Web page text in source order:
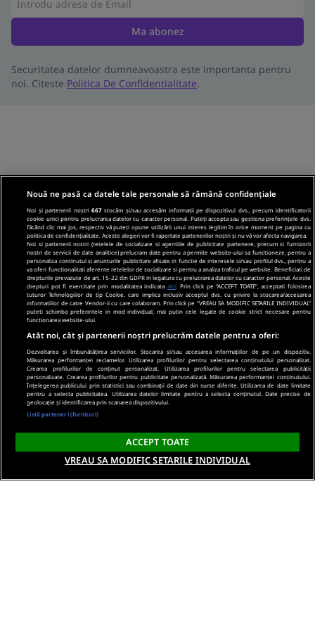
Ma abonez
Securitatea datelor dumneavoastra este importanta pentru
noi. Citeste Politica De Confidentialitate.
Nouă ne pasă ca datele tale personale să rămână confidențiale
Noi și partenerii noștri667 stocăm și/sau accesăm informații pe dispozitivul dvs., precum identificatorii
cookie unici pentru prelucrarea datelor cu caracter personal. Puteți accepta sau gestiona preferințele dvs.
făcând clic mai jos, respectiv vă puteți opune utilizării unui interes legitim în orice moment pe pagina cu
politica de confidențialitate. Aceste alegeri vor fi raportate partenerilor noștri și nu vă vor afecta navigarea.
Noi si partenerii nostri (retelele de socializare si agentiile de publicitate partenere, precum si furnizorii
nostri de servicii de date analitice) prelucram date pentru a permite website-ului sa functioneze, pentru a
personaliza continutul si anunturile publicitare afisate in functie de interesele si/sau profilul dvs., pentru a
va oferi functionalitati aferente retelelor de socializare si pentru a analiza traficul pe website. Beneficiati de
drepturile prevazute de art. 15-22 din GDPR in legatura cu prelucrarea datelor cu caracter personal. Aceste
drepturi pot fi exercitate prin modalitatea indicata aici . Prin click pe “ACCEPT TOATE”, acceptati folosirea
tuturor Tehnologiilor de tip Cookie, care implica inclusiv acceptul dvs. cu privire la stocarea/accesarea
informatiilor de catre Vendor-ii cu care colaboram. Prin click pe “VREAU SA MODIFIC SETARILE INDIVIDUAL”
puteti schimba preferintele in mod individual, mai putin cele legate de cookie strict necesare pentru
functionarea website-ului.
Atât noi, cât și partenerii noștri prelucrăm datele pentru a oferi:
Dezvoltarea și îmbunătățirea serviciilor. Stocarea și/sau accesarea informațiilor de pe un dispozitiv.
Măsurarea performanței reclamelor. Utilizarea profilurilor pentru selectarea conținutului personalizat.
Crearea profilurilor de conținut personalizat. Utilizarea profilurilor pentru selectarea publicității
personalizate. Crearea profilurilor pentru publicitate personalizată. Măsurarea performanței conținutului.
Înțelegerea publicului prin statistici sau combinații de date din surse diferite. Utilizarea de date limitate
pentru a selecta publicitatea. Utilizarea datelor limitate pentru a selecta conținutul. Date precise de
geolocație și identificarea prin scanarea dispozitivului.
Listă parteneri (furnizori)
ACCEPT TOATE
VREAU SA MODIFIC SETARILE INDIVIDUAL